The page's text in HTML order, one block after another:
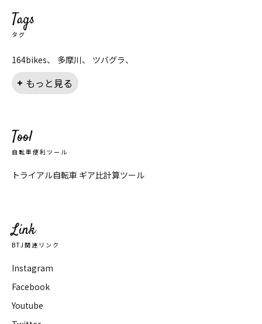
Tags
タグ
164bikes 多摩川 ツバグラ
もっと見る
Tool
自転車便利ツール
トライアル自転車 ギア比計算ツール
Link
BTJ関連リンク
Instagram
Facebook
Youtube